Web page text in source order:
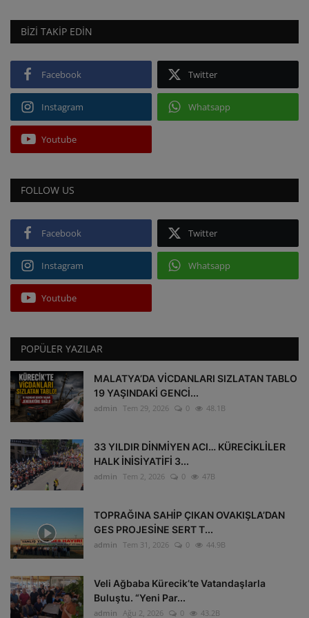
BIZI TAKIP EDIN
Facebook Twitter
Instagram Whatsapp
Youtube
FOLLOW US
Facebook Twitter
Instagram Whatsapp
Youtube
POPÜLER YAZILAR
MALATYA’DA VİCDANLARI SIZLATAN TABLO
19 YAŞINDAKİ GENCİ...
admin Tem 29, 2026 0 48.1B
33 YILDIR DİNMİYEN ACI… KÜRECİKLİLER
HALK İNİSİYATİFİ 3...
admin Tem 2, 2026 0 47B
TOPRAĞINA SAHİP ÇIKAN OVAKIŞLA’DAN
GES PROJESİNE SERT T...
admin Tem 31, 2026 0 44.9B
Veli Ağbaba Kürecik’te Vatandaşlarla
Buluştu. “Yeni Par...
admin Ağu 2, 2026 0 43.2B